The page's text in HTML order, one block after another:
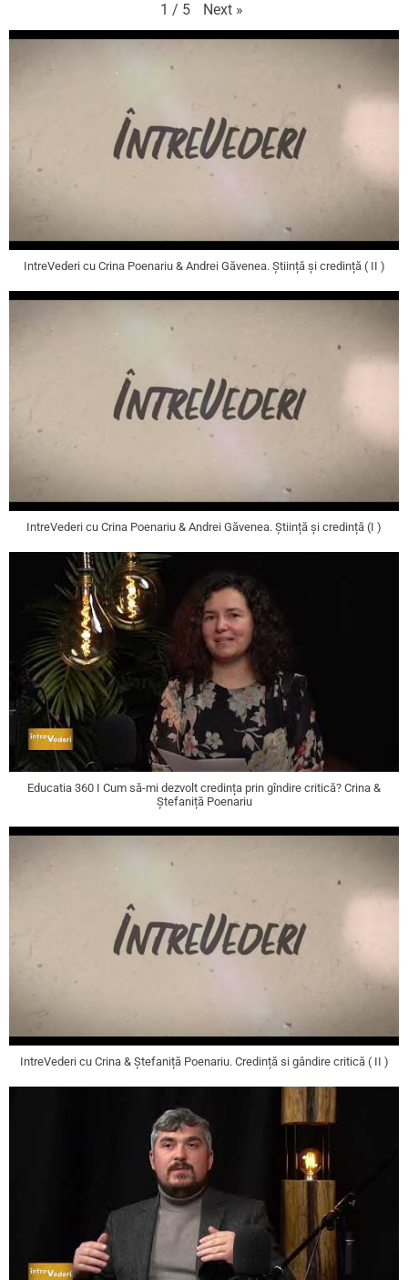
1 / 5 Next »
IntreVederi cu Crina Poenariu & Andrei Găvenea. Știință și credință ( II )
IntreVederi cu Crina Poenariu & Andrei Găvenea. Știință și credință (I )
Educatia 360 I Cum să-mi dezvolt credința prin gîndire critică? Crina &
Ștefaniță Poenariu
IntreVederi cu Crina & Ștefaniță Poenariu. Credință si gândire critică ( II )